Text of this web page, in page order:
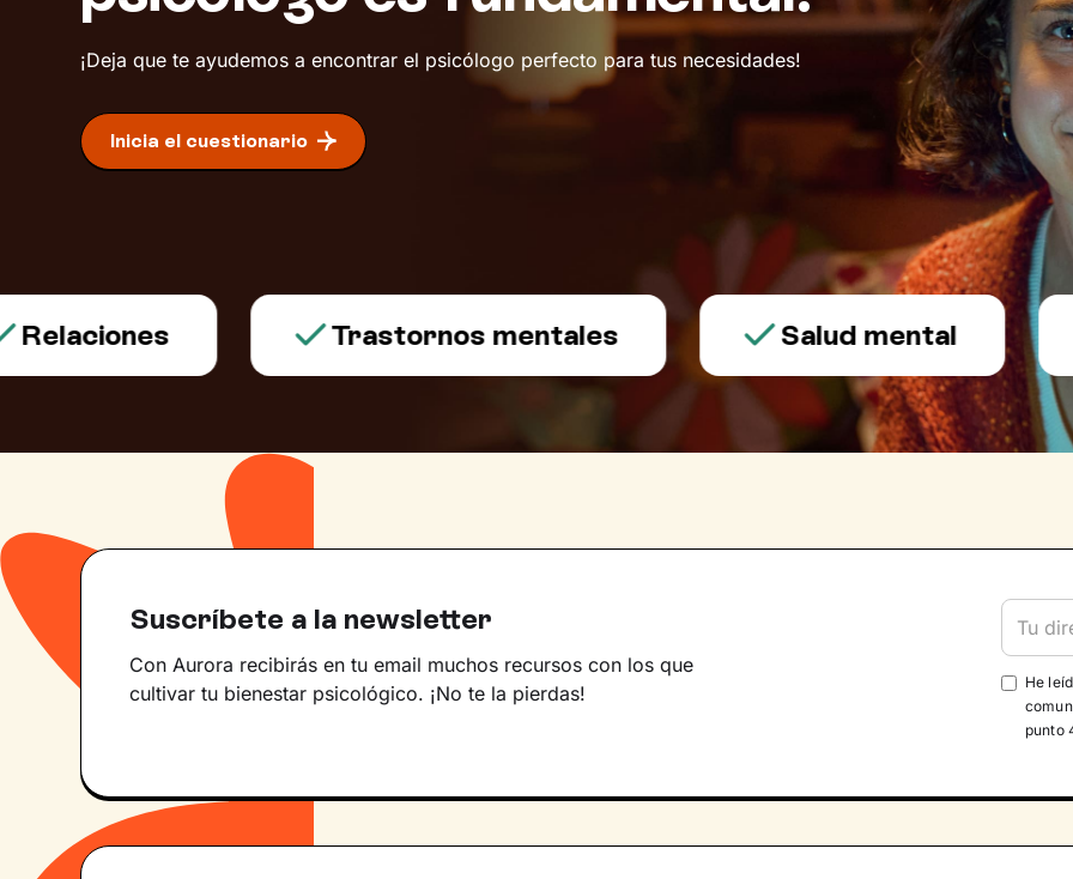
¡Deja que te ayudemos a encontrar el psicólogo perfecto para tus necesidades!
Inicia el cuestionario
Trastornos mentales Salud mental
Suscríbete a la newsletter
Con Aurora recibirás en tu email muchos recursos con los que
cultivar tu bienestar psicológico. ¡No te la pierdas!
He
punto